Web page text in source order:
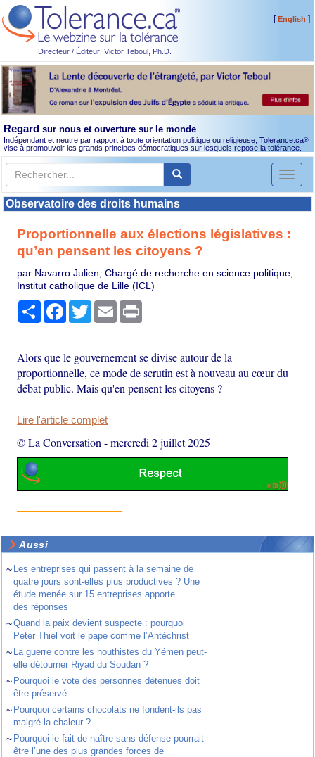
Directeur / Éditeur: Victor Teboul, Ph.D.
[English ]
Regard sur nous et ouverture sur le monde
Indépendant et neutre par rapport à toute orientation politique ou religieuse, Tolerance.ca®
vise à promouvoir les grands principes démocratiques sur lesquels repose la tolérance.
Toggle
Observatoire des droits humains
Proportionnelle aux élections législatives :
qu’en pensent les citoyens ?
par Navarro Julien, Chargé de recherche en science politique,
Institut catholique de Lille (ICL)
PartagerFacebook
TwitterEmail
Alors que le gouvernement se divise autour de la
proportionnelle, ce mode de scrutin est à nouveau au cœur du
débat public. Mais qu'en pensent les citoyens ?
Lire l'article complet
© La Conversation -mercredi 2 juillet 2025
Aussi
~ Les entreprises qui passent à la semaine de
quatre jours sont-elles plus productives ? Une
étude menée sur 15 entreprises apporte
des réponses
~Quand la paix devient suspecte : pourquoi
Peter Thiel voit le pape comme l’Antéchrist
~ La guerre contre les houthistes du Yémen peut-
elle détourner Riyad du Soudan ?
~ Pourquoi le vote des personnes détenues doit
être préservé
~ Pourquoi certains chocolats ne fondent-ils pas
malgré la chaleur ?
~ Pourquoi le fait de naître sans défense pourrait
être l’une des plus grandes forces de